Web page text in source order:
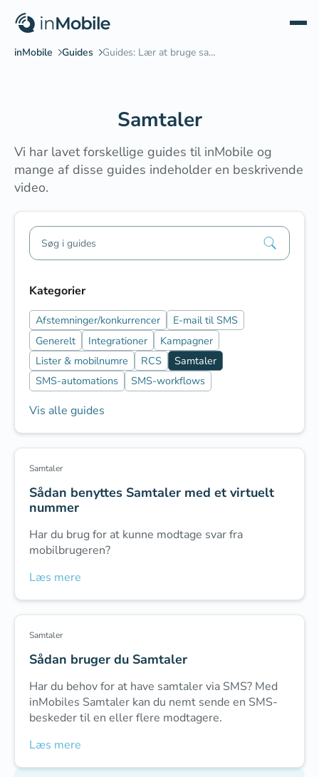
Samtaler
Vi har lavet forskellige guides til inMobile og
mange af disse guides indeholder en beskrivende
video.
Kategorier
Afstemninger/konkurrencer
E-mail til SMS
Generelt
Integrationer
Kampagner
Lister & mobilnumre
RCS
Samtaler
SMS-automations
SMS-workflows
Vis alle guides
Samtaler
Sådan benyttes Samtaler med et virtuelt
nummer
Har du brug for at kunne modtage svar fra
mobilbrugeren?
Læs mere
Samtaler
Sådan bruger du Samtaler
Har du behov for at have samtaler via SMS? Med
inMobiles Samtaler kan du nemt sende en SMS-
beskeder til en eller flere modtagere.
Læs mere